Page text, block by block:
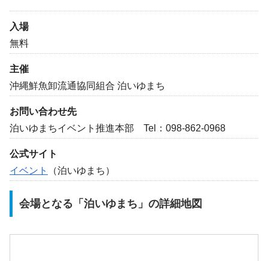
入場
無料
主催
沖縄鮮魚卸流通協同組合 泊いゆまち
お問い合わせ先
泊いゆまちイベント推進本部 Tel：098-862-0968
公式サイト
イベント
（泊いゆまち）
会場となる「泊いゆまち」の詳細地図